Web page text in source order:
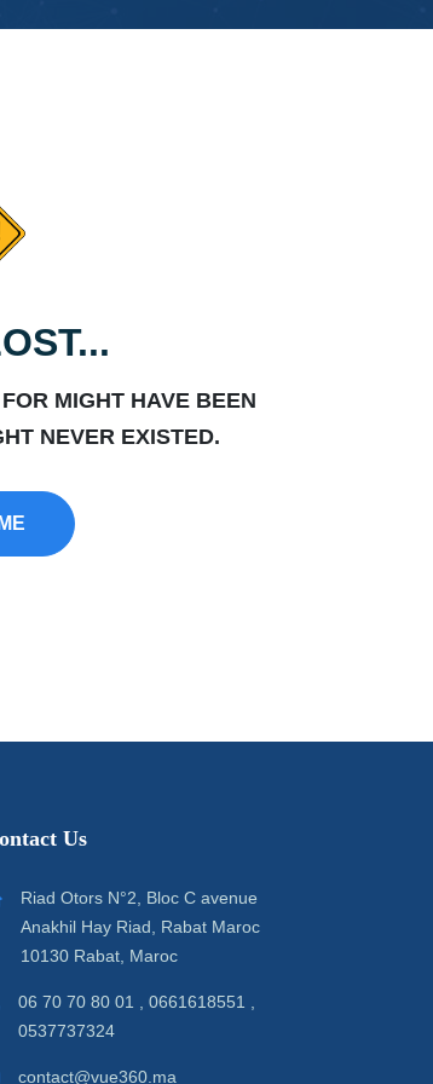
MIGHT HAVE BEEN
NEVER EXISTED.
Us
Riad Otors N°2, Bloc C avenue
Anakhil Hay Riad, Rabat Maroc
10130 Rabat, Maroc
06 70 70 80 01 , 0661618551 ,
0537737324
contact@vue360.ma